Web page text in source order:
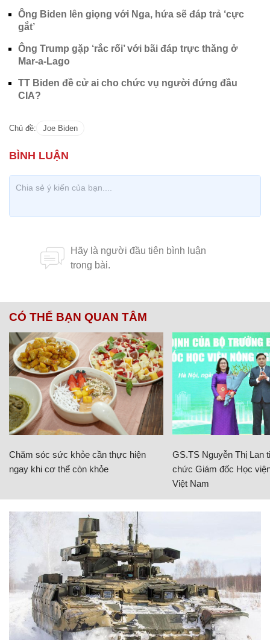
Ông Biden lên giọng với Nga, hứa sẽ đáp trả ‘cực
gắt’
Ông Trump gặp ‘rắc rối’ với bãi đáp trực thăng ở
Mar-a-Lago
TT Biden đề cử ai cho chức vụ người đứng đầu
CIA?
Chủ đề: Joe Biden
CÓ THỂ BẠN QUAN TÂM
Chăm sóc sức khỏe cần thực hiện
ngay khi cơ thể còn khỏe
GS.TS Nguyễn Thị Lan
chức Giám đốc Học
Việt Nam